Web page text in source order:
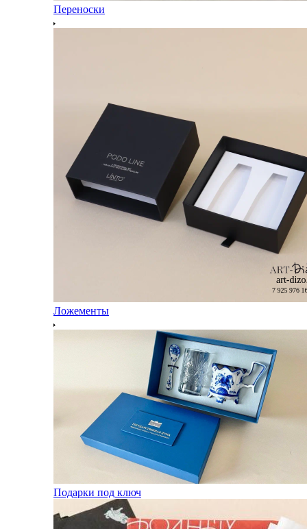
Переноски
Ложементы
Подарки под ключ